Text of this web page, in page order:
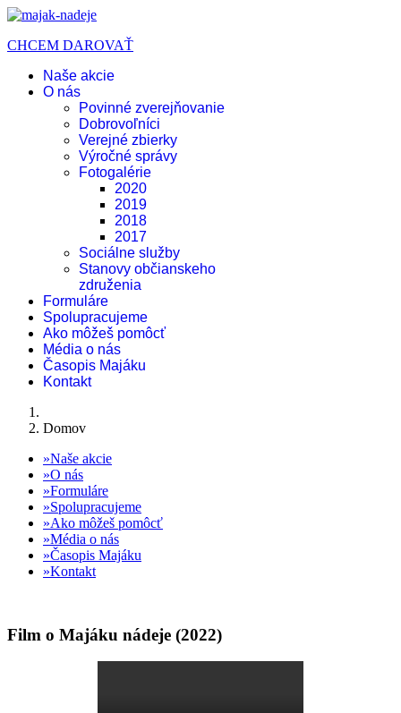
CHCEM DAROVAŤ
Naše akcie
O nás
Povinné zverejňovanie
Dobrovoľníci
Verejné zbierky
Výročné správy
Fotogalérie
2020
2019
2018
2017
Sociálne služby
Stanovy občianskeho
združenia
Formuláre
Spolupracujeme
Ako môžeš pomôcť
Média o nás
Časopis Majáku
Kontakt
Domov
Naše akcie
O nás
Formuláre
Spolupracujeme
Ako môžeš pomôcť
Média o nás
Časopis Majáku
Kontakt
Film o Majáku nádeje (2022)